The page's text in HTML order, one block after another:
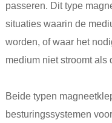
passeren. Dit type
situaties waarin de
worden, of waar het
medium niet stroomt als
Beide typen
besturingssystemen